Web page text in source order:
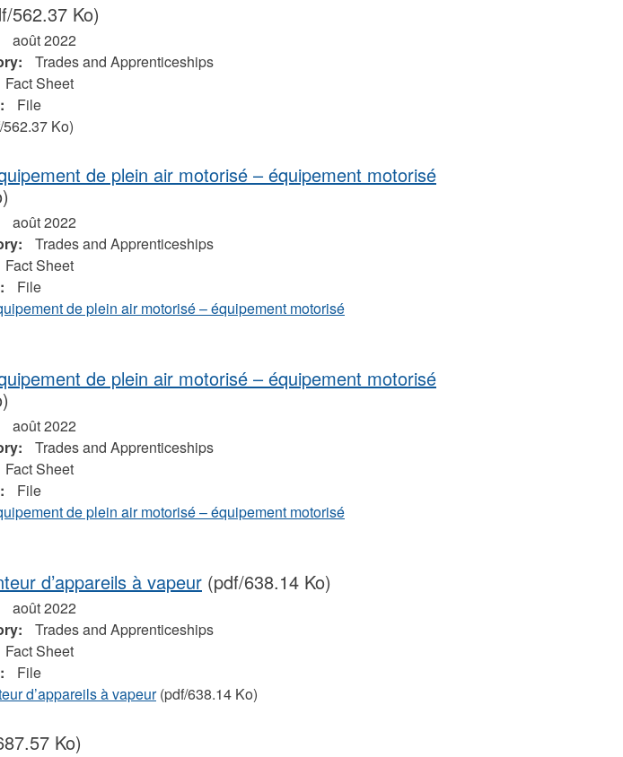
562.37 Ko)
août 2022
Trades and Apprenticeships
Fact Sheet
File
Ko)
de plein air motorisé – équipement motorisé
août 2022
Trades and Apprenticeships
Fact Sheet
File
de plein air motorisé – équipement motorisé
de plein air motorisé – équipement motorisé
août 2022
Trades and Apprenticeships
Fact Sheet
File
de plein air motorisé – équipement motorisé
d’appareils à vapeur(pdf/638.14 Ko)
août 2022
Trades and Apprenticeships
Fact Sheet
File
d’appareils à vapeur(pdf/638.14 Ko)
Ko)